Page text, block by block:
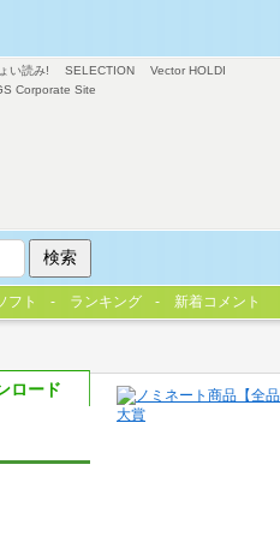
ロード
い読み! SELECTION
Vector HOLDI
Corporate Site
フト ランキング 新着コメント